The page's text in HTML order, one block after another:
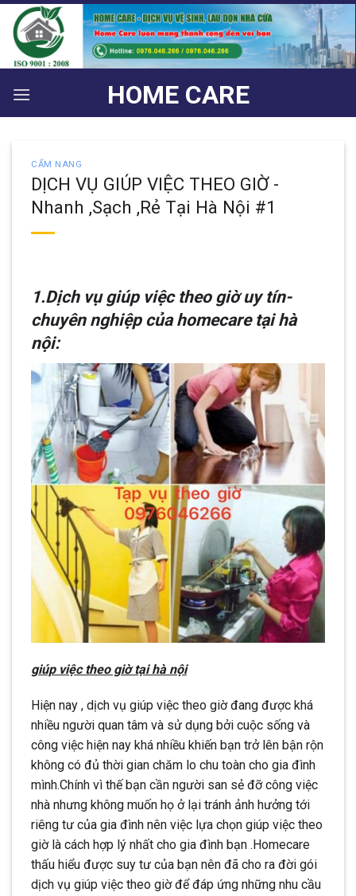
Bỏ
qua
nội
dung
HOME CARE
CẨM NANG
DỊCH VỤ GIÚP VIỆC THEO GIỜ -
Nhanh ,Sạch ,Rẻ Tại Hà Nội #1
1.Dịch vụ giúp việc theo giờ uy tín-
chuyên nghiệp của homecare tại hà
nội:
giúp việc theo giờ tại hà nội
Hiện nay , dịch vụ giúp việc theo giờ đang được khá
nhiều người quan tâm và sử dụng bởi cuộc sống và
công việc hiện nay khá nhiều khiến bạn trở lên bận rộn
không có đủ thời gian chăm lo chu toàn cho gia đình
mình.Chính vì thế bạn cần người san sẻ đỡ công việc
nhà nhưng không muốn họ ở lại tránh ảnh hưởng tới
riêng tư của gia đình nên việc lựa chọn giúp việc theo
giờ là cách hợp lý nhất cho gia đình bạn .Homecare
thấu hiểu được suy tư của bạn nên đã cho ra đời gói
dịch vụ giúp việc theo giờ để đáp ứng những nhu cầu